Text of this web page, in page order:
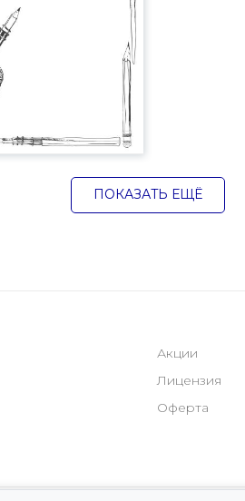
ПОКАЗАТЬ ЕЩЁ
Акции
Лицензия
Оферта